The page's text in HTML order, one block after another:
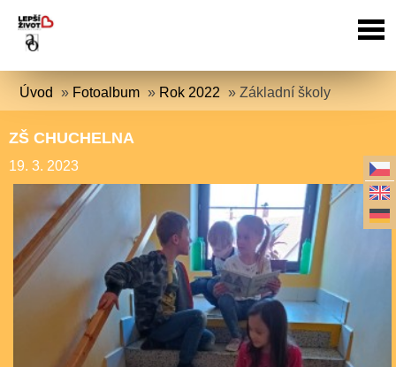
Úvod » Fotoalbum » Rok 2022 »Základní školy
ZŠ CHUCHELNA
19. 3. 2023